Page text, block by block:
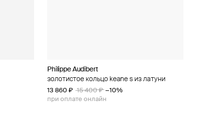
Philippe Audibert
золотистое кольцо keane s из латуни
13 860 ₽ 15 400 ₽ −10%
при оплате онлайн
Philippe Audibert
позолоченное колье nicol
23 850 ₽ 26 500 ₽ −10%
при оплате онлайн
Swarovski
позолоченное кольцо dextera
14 500 ₽
BLUMARINE
колье-цепь с крестом и кристаллами
35 000 ₽